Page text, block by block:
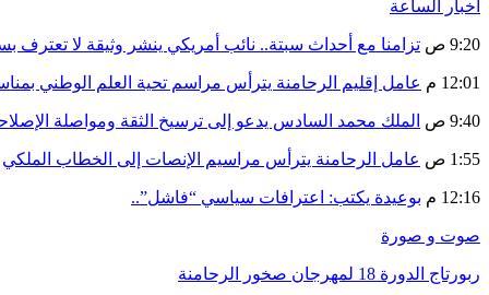
أخبار الساعة
9:20 ص تزامنا مع أحداث سبتة.. نائب أمريكي ينشر وثيقة لا تعترف
12:01 م عامل إقليم الرحامنة يترأس مراسم تحية العلم الوطني
9:40 ص الملك محمد السادس يدعو إلى ترسيخ الثقة ومواصلة
1:55 ص عامل الرحامنة يترأس مراسيم الإنصات إلى الخطاب الملكي
12:16 م بوعيدة يكتب: اعترافات سياسي “فاشل”..
صوت و صورة
ربورتاج الدورة 18 لمهرجان صخور الرحامنة